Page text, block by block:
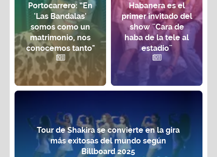
Portocarrero: “En
'Las Bandalas'
somos como un
matrimonio, nos
conocemos tanto"
Habanera es el
primer invitado del
show ¨Cara de
haba de la tele al
estadio¨
Tour de Shakira se convierte en la gira
más exitosas del mundo según
Billboard 2025